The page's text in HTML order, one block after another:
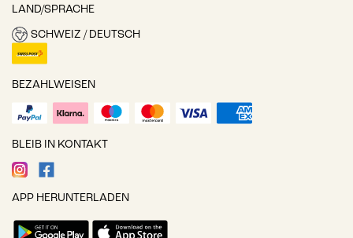
LAND/SPRACHE
SCHWEIZ / DEUTSCH
BEZAHLWEISEN
BLEIB IN KONTAKT
APP HERUNTERLADEN